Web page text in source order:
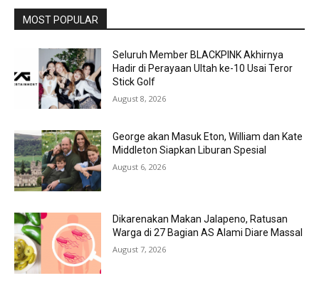
MOST POPULAR
Seluruh Member BLACKPINK Akhirnya
Hadir di Perayaan Ultah ke-10 Usai Teror
Stick Golf
August 8, 2026
George akan Masuk Eton, William dan Kate
Middleton Siapkan Liburan Spesial
August 6, 2026
Dikarenakan Makan Jalapeno, Ratusan
Warga di 27 Bagian AS Alami Diare Massal
August 7, 2026